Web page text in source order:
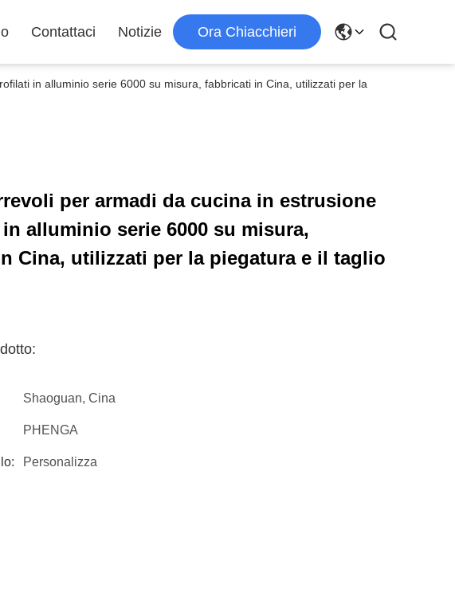
Contattaci Notizie Ora Chiacchieri
in alluminio serie 6000 su misura, fabbricati in Cina, utilizzati per la
per armadi da cucina in estrusione
alluminio serie 6000 su misura,
Cina, utilizzati per la piegatura e il taglio
Shaoguan, Cina
PHENGA
Personalizza